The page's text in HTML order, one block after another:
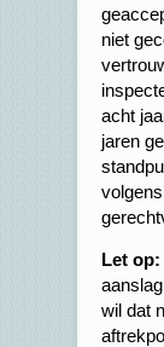
niet
acht
jaren
Let op:
wil dat